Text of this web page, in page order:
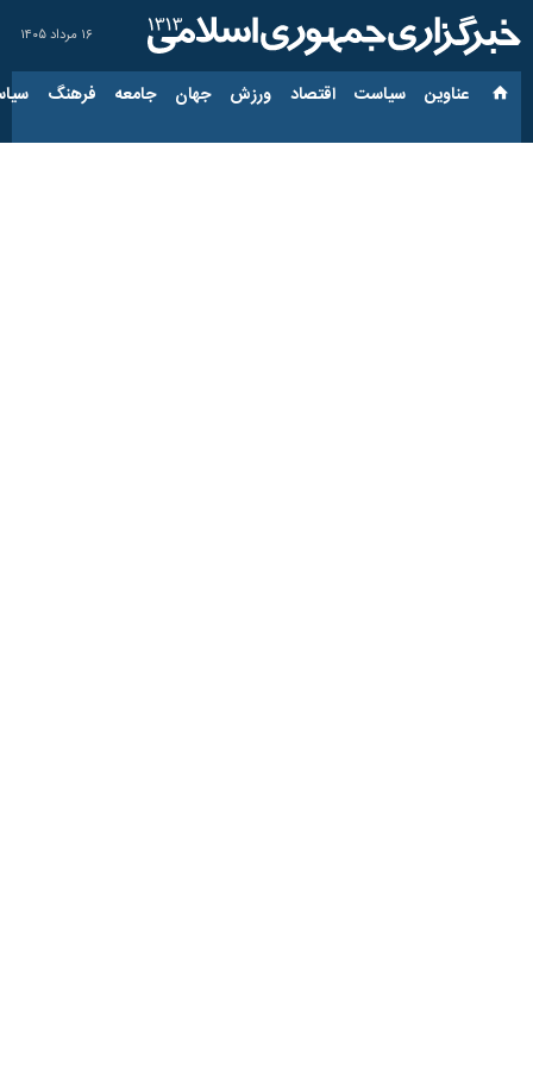
۱۶ مرداد ۱۴۰۵
عناوین‌ سیاست اقتصاد ورزش جهان جامعه فرهنگ